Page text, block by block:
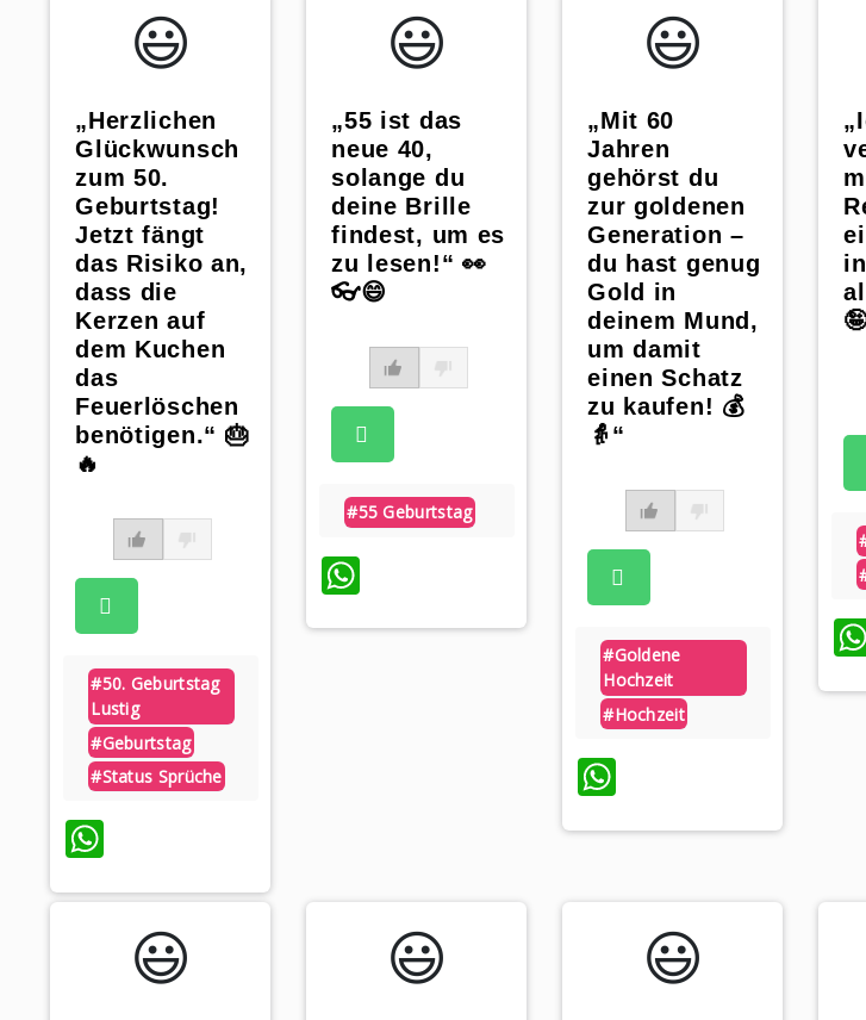
😃️
„Herzlichen
Glückwunsch
zum 50.
Geburtstag!
Jetzt fängt
das Risiko an,
dass die
Kerzen auf
dem Kuchen
das
Feuerlöschen
benötigen.“ 🎂
🔥
#50. Geburtstag
Lustig
#geburtstag
#status Sprüche
WhatsApp
😃️
„55 ist das
neue 40,
solange du
deine Brille
findest, um es
zu lesen!“ 👀
👓😄
#55 Geburtstag
WhatsApp
😃️
„Mit 60
Jahren
gehörst du
zur goldenen
Generation –
du hast genug
Gold in
deinem Mund,
um damit
einen Schatz
zu kaufen! 💰
👵“
#goldene
Hochzeit
#hochzeit
WhatsApp
😃️ 😃️ 😃️